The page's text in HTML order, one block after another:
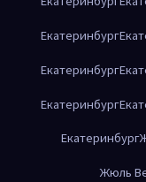
Екатеринбург
Екатеринбург
Екатеринбург
Екатеринбург
Жюль